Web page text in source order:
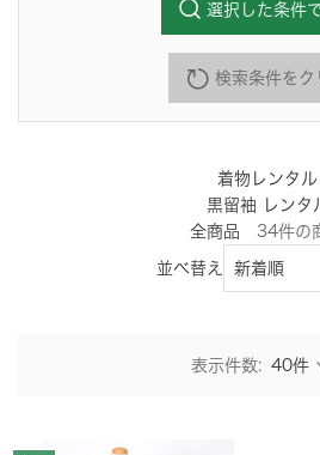
検索条件をク
選択した条件
着物レンタル
黒留袖 レンタ
全商品 34件の
並べ替え
表示件数: